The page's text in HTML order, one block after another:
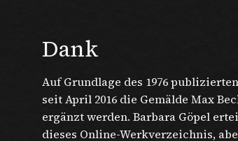
Dank
Auf Grundlage des 1976
seit April 2016 die Gemälde Max
ergänzt werden. Barbara Göpel
dieses Online-Werkverzeichnis,